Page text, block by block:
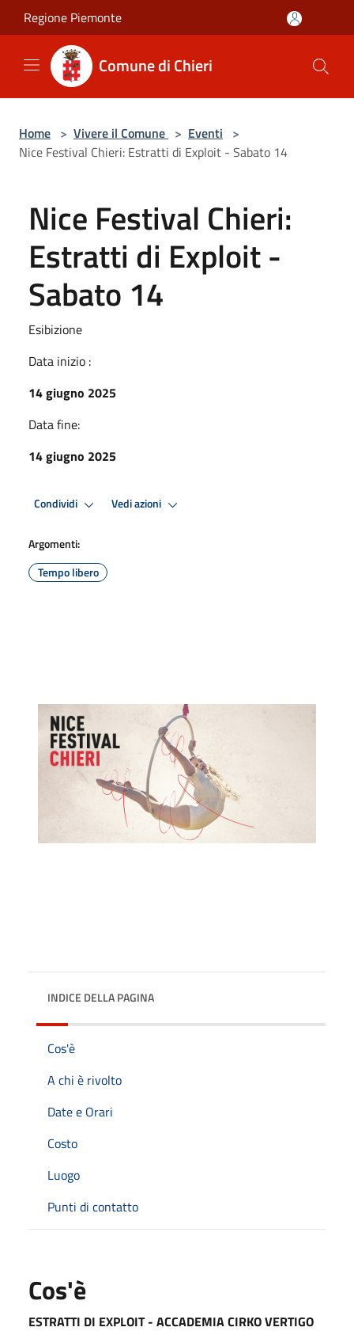
Salta al contenuto principale
Regione Piemonte
Comune di Chieri
Home > Vivere il Comune > Eventi >
Nice Festival Chieri: Estratti di Exploit - Sabato 14
Nice Festival Chieri:
Estratti di Exploit -
Sabato 14
Esibizione
Data inizio :
14 giugno 2025
Data fine:
14 giugno 2025
Condividi Vedi azioni
Argomenti:
Tempo libero
INDICE DELLA PAGINA
Cos'è
A chi è rivolto
Date e Orari
Costo
Luogo
Punti di contatto
Cos'è
ESTRATTI DI EXPLOIT - ACCADEMIA CIRKO VERTIGO